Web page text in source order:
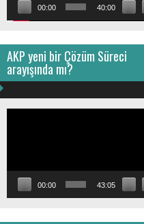
00:00 40:00
AKP yeni bir Çözüm Süreci
arayışında mı?
00:00 43:05